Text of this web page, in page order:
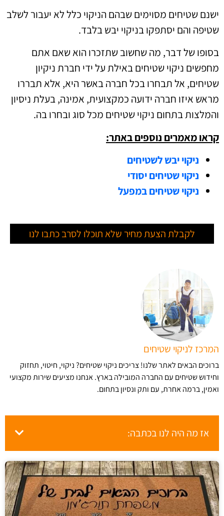
ישנם שטיחים מסוימים שבהם הניקוי כלל לא יעבור לשלב
שטיפה והם יסתפקו בניקוי יבש בלבד.
בסופו של דבר, מה שחשוב שתזכרו הוא שאם אתם
מחפשים ניקוי שטיחים באילת על ידי חברת ניקיון
שטיחים, אל תבחרו בכל חברה באשר היא, אלא תבררו
מראש איזו חברה ידועה כמקצועית, אמינה, בעלת ניסיון
והמלצות בתחום ניקוי שטיחים מכל סוג ובחרו בה.
קראו מאמרים נוספים באתר:
ניקוי יבש לשטיחים
ניקוי שטיחים יסודי
ניקוי שטיחים במפעל
לקבלת הצעת מחיר שלא תוכלו לסרב כתבו לנו
המרכז לניקוי שטיחים
ברוכים הבאים לאתר שלנו! צריכים ניקוי שטיחים? ניקוי, חיטוי, תחזוק
וחידוש שטיחים עם החברה המובילה בארץ​. אנחנו מציעים שירות מקצועי
ואמין, ברמה אחרת, עם ותק ונסיון בתחום.
אז מה היה לנו בכתבה: